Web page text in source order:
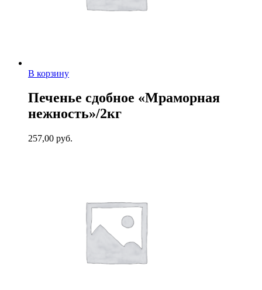
В корзину
Печенье сдобное «Мраморная
нежность»/2кг
257,00 руб.